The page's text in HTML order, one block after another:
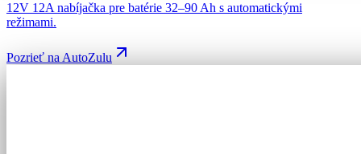
12V 12A nabíjačka pre batérie 32–90 Ah s automatickými
režimami.
Pozrieť na AutoZulu